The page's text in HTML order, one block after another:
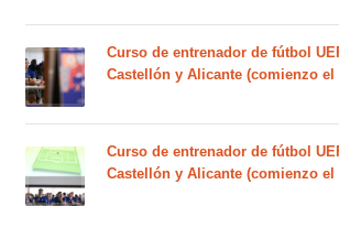
Curso de entrenador de fútbol
Castellón y Alicante (comienzo el
Curso de entrenador de fútbol
Castellón y Alicante (comienzo el